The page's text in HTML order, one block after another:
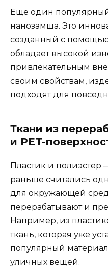
Еще один
нанозамша. Это
созданный с помощью
обладает высокой
привлекательным
своим свойствам,
подходят для
Ткани из
и PET-
Пластик и полиэстер
раньше считались
для окружающей
перерабатывают и
Например, из
ткань, которая уже
популярный
уличных вещей.